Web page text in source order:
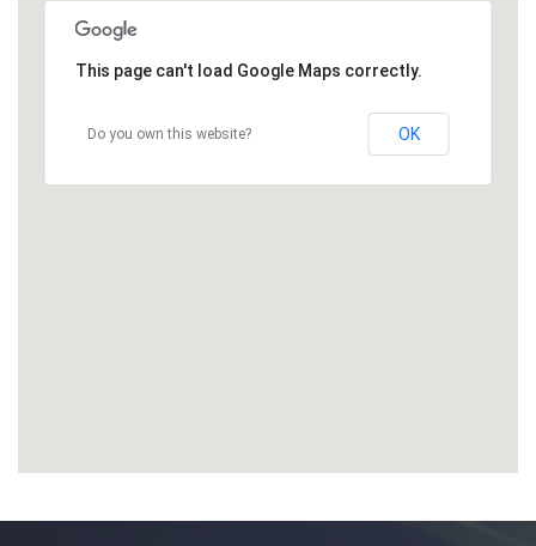
This page can't load Google Maps correctly.
Do you own this website? OK